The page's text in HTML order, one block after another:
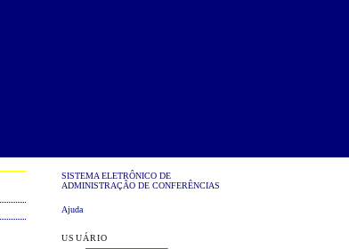
SISTEMA ELETRÔNICO DE
ADMINISTRAÇÃO DE CONFERÊNCIAS
Ajuda
USUÁRIO